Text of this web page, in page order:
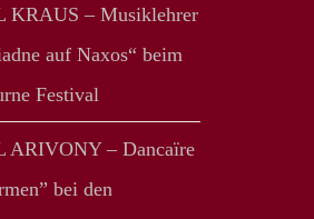
KRAUS – Musiklehrer
auf Naxos“ beim
Festival
ARIVONY – Dancaïre
bei den